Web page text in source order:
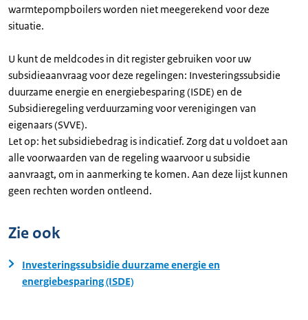
warmtepompboilers worden niet meegerekend voor deze
situatie.
U kunt de meldcodes in dit register gebruiken voor uw
subsidieaanvraag voor deze regelingen: Investeringssubsidie
duurzame energie en energiebesparing (ISDE) en de
Subsidieregeling verduurzaming voor verenigingen van
eigenaars (SVVE).
Let op: het subsidiebedrag is indicatief. Zorg dat u voldoet aan
alle voorwaarden van de regeling waarvoor u subsidie
aanvraagt, om in aanmerking te komen. Aan deze lijst kunnen
geen rechten worden ontleend.
Zie ook
Investeringssubsidie duurzame energie en
energiebesparing (ISDE)